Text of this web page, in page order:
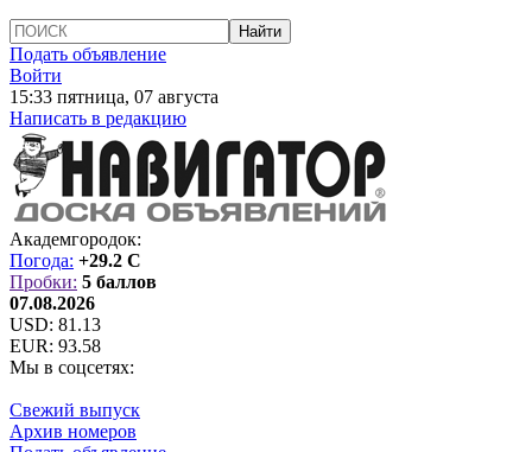
Подать объявление
Войти
15:33 пятница, 07 августа
Написать в редакцию
Академгородок:
Погода: +29.2 C
Пробки: 5 баллов
07.08.2026
USD: 81.13
EUR: 93.58
Мы в соцсетях:
Свежий выпуск
Архив номеров